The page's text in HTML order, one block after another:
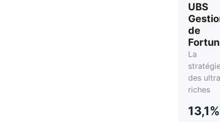
UBS
de
La
des
riches
13,1%